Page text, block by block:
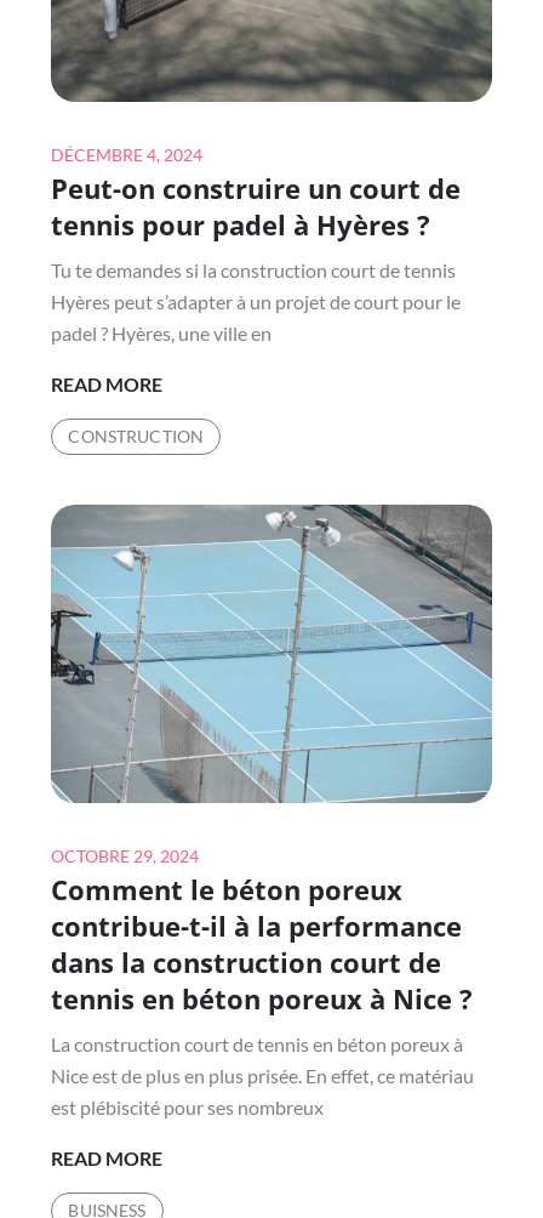
HYÈRES
?
Posted
on
DÉCEMBRE 4, 2024
Peut-on construire un court de
tennis pour padel à Hyères ?
Tu te demandes si la construction court de tennis
Hyères peut s’adapter à un projet de court pour le
padel ? Hyères, une ville en
READ MOREPEUT-
ON
CONSTRUIRE
COURT
DE
POUR
PADEL
À
HYÈRES
CONSTRUCTION
Posted
on
OCTOBRE 29, 2024
Comment le béton poreux
contribue-t-il à la performance
dans la construction court de
tennis en béton poreux à Nice ?
La construction court de tennis en béton poreux à
Nice est de plus en plus prisée. En effet, ce matériau
est plébiscité pour ses nombreux
READ MORECOMMENT
BUISNESS